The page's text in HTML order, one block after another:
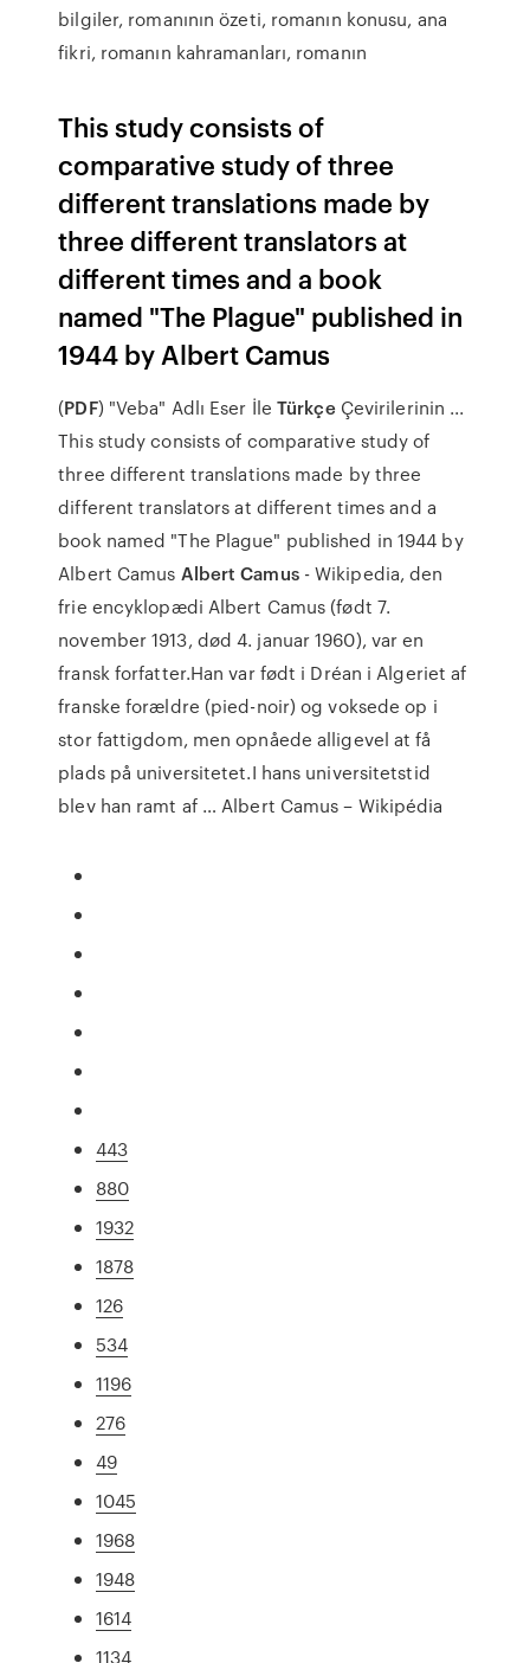
bilgiler, romanının özeti, romanın konusu, ana
fikri, romanın kahramanları, romanın
This study consists of
comparative study of three
different translations made by
three different translators at
different times and a book
named "The Plague" published in
1944 by Albert Camus
(PDF) "Veba" Adlı Eser İle TürkçeÇevirilerinin ...
This study consists of comparative study of
three different translations made by three
different translators at different times and a
book named "The Plague" published in 1944 by
Albert Camus Albert Camus- Wikipedia, den
frie encyklopædi Albert Camus (født 7.
november 1913, død 4. januar 1960), var en
fransk forfatter.Han var født i Dréan i Algeriet af
franske forældre (pied-noir) og voksede op i
stor fattigdom, men opnåede alligevel at få
plads på universitetet.I hans universitetstid
blev han ramt af … Albert Camus – Wikipédia
443
880
1932
1878
126
534
1196
276
49
1045
1968
1948
1614
1134